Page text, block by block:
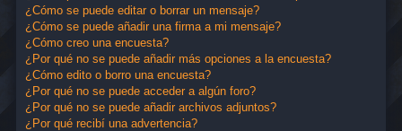
¿Cómo se puede editar o borrar un mensaje?
¿Cómo se puede añadir una firma a mi mensaje?
¿Cómo creo una encuesta?
¿Por qué no se puede añadir más opciones a la encuesta?
¿Cómo edito o borro una encuesta?
¿Por qué no se puede acceder a algún foro?
¿Por qué no se puede añadir archivos adjuntos?
¿Por qué recibí una advertencia?